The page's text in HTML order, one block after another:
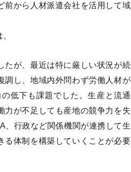
前から人材派遣会社を活用して域
たが、最近は特に厳しい状況が続
調し、地域内外問わず労働人材が
低下も課題でした。生産と流通
力が不足しても産地の競争力を失
、行政など関係機関が連携して生
る体制を構築していくことが必要